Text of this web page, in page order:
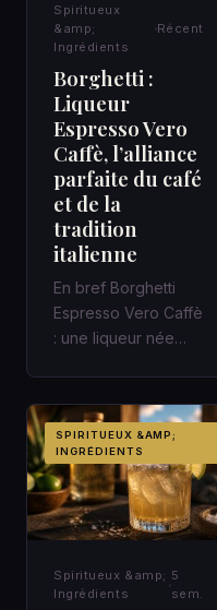
SPIRITUEUX &AMP;
Spiritueux
&amp;
Ingrédients
Récent
Borghetti :
Liqueur
Espresso Vero
Caffè, l’alliance
parfaite du café
et de la
tradition
italienne
En bref Borghetti
Espresso Vero Caffè
: une liqueur née
un c…
SPIRITUEUX &AMP;
INGRÉDIENTS
Spiritueux &amp;
Ingrédients
5
sem.